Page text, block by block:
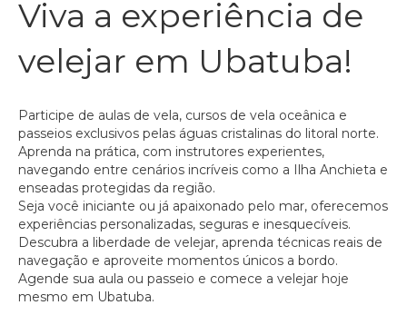
Viva a experiência de
velejar em Ubatuba!
Participe de aulas de vela, cursos de vela oceânica e
passeios exclusivos pelas águas cristalinas do litoral norte.
Aprenda na prática, com instrutores experientes,
navegando entre cenários incríveis como a Ilha Anchieta e
enseadas protegidas da região.
Seja você iniciante ou já apaixonado pelo mar, oferecemos
experiências personalizadas, seguras e inesquecíveis.
Descubra a liberdade de velejar, aprenda técnicas reais de
navegação e aproveite momentos únicos a bordo.
Agende sua aula ou passeio e comece a velejar hoje
mesmo em Ubatuba.